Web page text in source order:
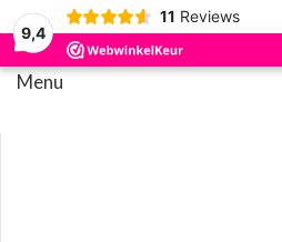
9,4
11 Reviews
Menu